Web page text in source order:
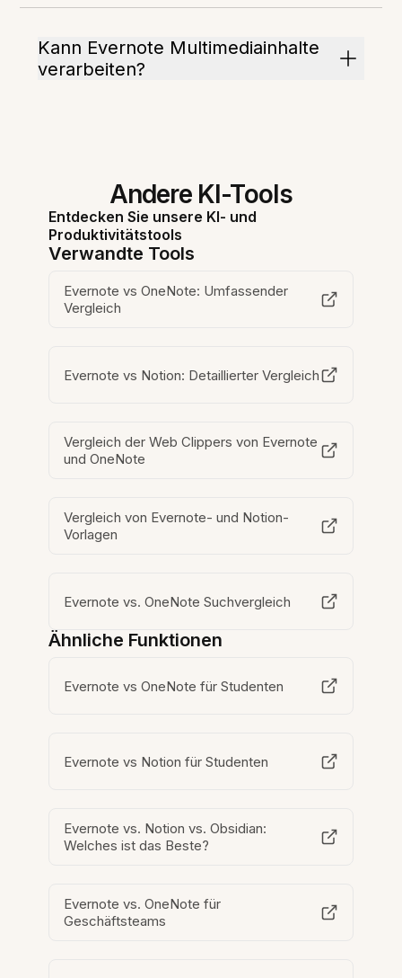
Kann Evernote Multimediainhalte
verarbeiten?
Andere KI-Tools
Entdecken Sie unsere KI- und
Produktivitätstools
Verwandte Tools
Evernote vs OneNote: Umfassender
Vergleich
Evernote vs Notion: Detaillierter Vergleich
Vergleich der Web Clippers von Evernote
und OneNote
Vergleich von Evernote- und Notion-
Vorlagen
Evernote vs. OneNote Suchvergleich
Ähnliche Funktionen
Evernote vs OneNote für Studenten
Evernote vs Notion für Studenten
Evernote vs. Notion vs. Obsidian:
Welches ist das Beste?
Evernote vs. OneNote für
Geschäftsteams